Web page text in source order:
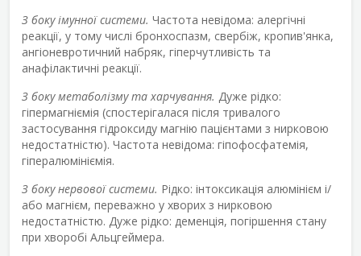
З боку імунної системи. Частота невідома: алергічні
реакції, у тому числі бронхоспазм, свербіж, кропив'янка,
ангіоневротичний набряк, гіперчутливість та
анафілактичні реакції.
З боку метаболізму та харчування. Дуже рідко:
гіпермагніємія (спостерігалася після тривалого
застосування гідроксиду магнію пацієнтами з нирковою
недостатністю). Частота невідома: гіпофосфатемія,
гіпералюмініємія.
З боку нервової системи. Рідко: інтоксикація алюмінієм і/
або магнієм, переважно у хворих з нирковою
недостатністю. Дуже рідко: деменція, погіршення стану
при хворобі Альцгеймера.